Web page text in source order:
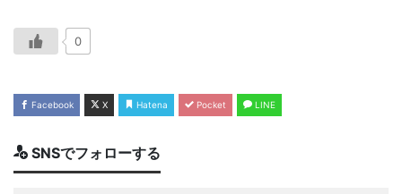
0
Facebook X Hatena Pocket LINE
SNSでフォローする